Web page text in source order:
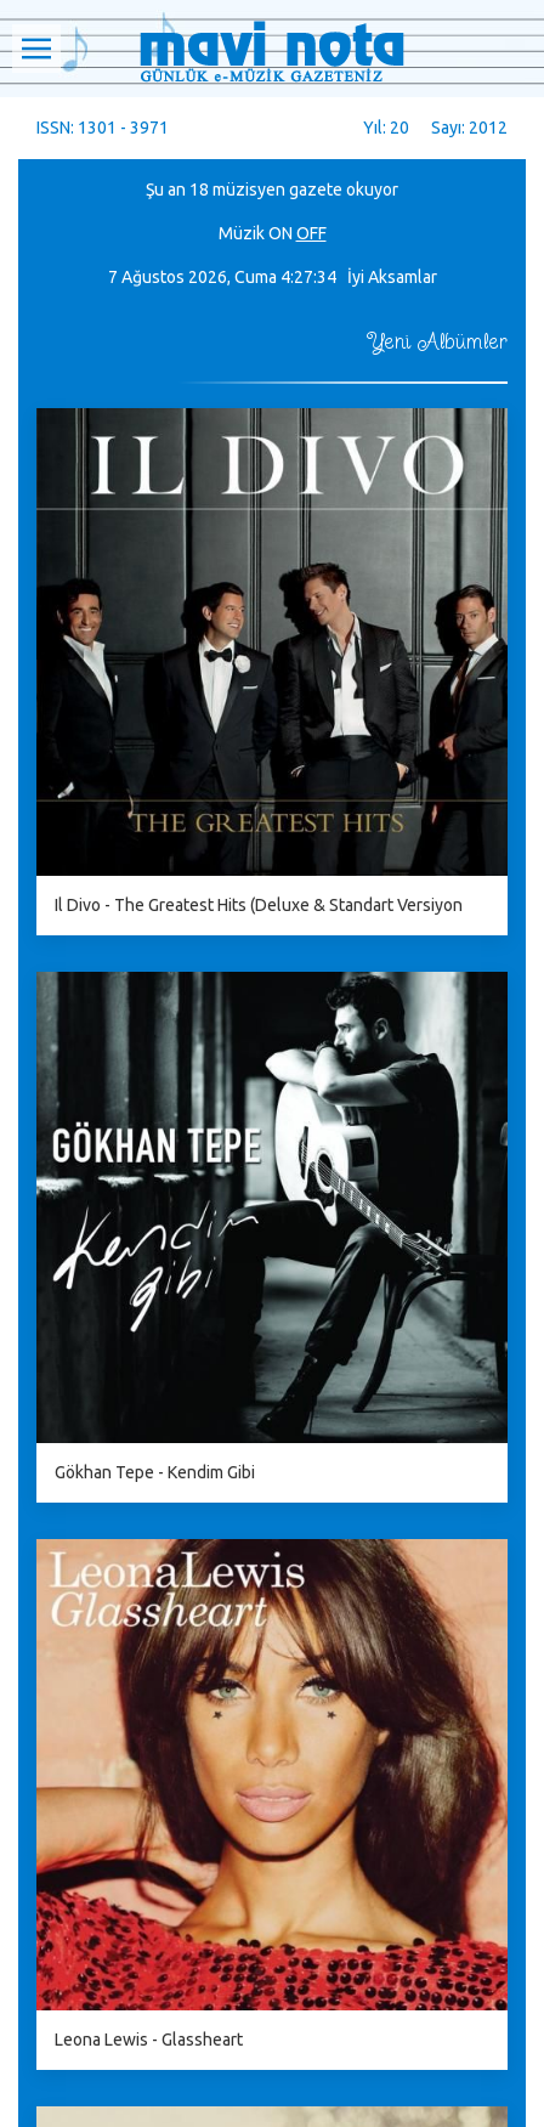
ISSN: 1301 - 3971 Yıl: 20 Sayı: 2012
Şu an 18 müzisyen gazete okuyor
MüzikON OFF
7 Ağustos 2026, Cuma 4:27:35 İyi Aksamlar
Yeni Albümler
Il Divo - The Greatest Hits (Deluxe & Standart Versiyon
Gökhan Tepe - Kendim Gibi
Leona Lewis - Glassheart